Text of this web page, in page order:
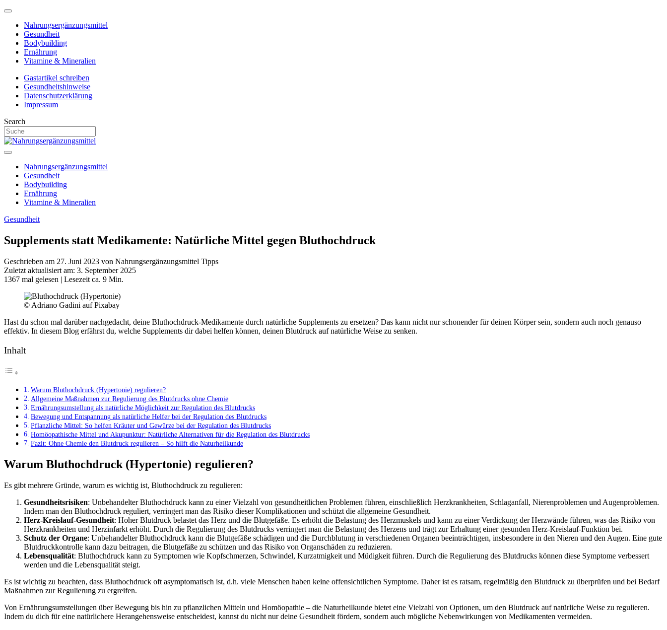
Nahrungsergänzungsmittel
Gesundheit
Bodybuilding
Ernährung
Vitamine & Mineralien
Gastartikel schreiben
Gesundheitshinweise
Datenschutzerklärung
Impressum
Search
Nahrungsergänzungsmittel
Gesundheit
Bodybuilding
Ernährung
Vitamine & Mineralien
Gesundheit
Supplements statt Medikamente: Natürliche Mittel gegen Bluthochdruck
Geschrieben am 27. Juni 2023 von Nahrungsergänzungsmittel Tipps
Zuletzt aktualisiert am: 3. September 2025
1367 mal gelesen | Lesezeit ca. 9 Min.
© Adriano Gadini auf Pixabay
Hast du schon mal darüber nachgedacht, deine Bluthochdruck-Medikamente durch natürliche Supplements zu ersetzen? Das kann nicht nur schonender für deinen Körper sein, sondern auch noch genauso
effektiv. In diesem Blog erfährst du, welche Supplements dir dabei helfen können, deinen Blutdruck auf natürliche Weise zu senken.
Inhalt
Warum Bluthochdruck (Hypertonie) regulieren?
Allgemeine Maßnahmen zur Regulierung des Blutdrucks ohne Chemie
Ernährungsumstellung als natürliche Möglichkeit zur Regulation des Blutdrucks
Bewegung und Entspannung als natürliche Helfer bei der Regulation des Blutdrucks
Pflanzliche Mittel: So helfen Kräuter und Gewürze bei der Regulation des Blutdrucks
Homöopathische Mittel und Akupunktur: Natürliche Alternativen für die Regulation des Blutdrucks
Fazit: Ohne Chemie den Blutdruck regulieren – So hilft die Naturheilkunde
Warum Bluthochdruck (Hypertonie) regulieren?
Es gibt mehrere Gründe, warum es wichtig ist, Bluthochdruck zu regulieren:
Gesundheitsrisiken: Unbehandelter Bluthochdruck kann zu einer Vielzahl von gesundheitlichen Problemen führen, einschließlich Herzkrankheiten, Schlaganfall, Nierenproblemen und Augenproblemen.
Indem man den Bluthochdruck reguliert, verringert man das Risiko dieser Komplikationen und schützt die allgemeine Gesundheit.
Herz-Kreislauf-Gesundheit: Hoher Blutdruck belastet das Herz und die Blutgefäße. Es erhöht die Belastung des Herzmuskels und kann zu einer Verdickung der Herzwände führen, was das Risiko von
Herzkrankheiten und Herzinfarkt erhöht. Durch die Regulierung des Blutdrucks verringert man die Belastung des Herzens und trägt zur Erhaltung einer gesunden Herz-Kreislauf-Funktion bei.
Schutz der Organe: Unbehandelter Bluthochdruck kann die Blutgefäße schädigen und die Durchblutung in verschiedenen Organen beeinträchtigen, insbesondere in den Nieren und den Augen. Eine gute
Blutdruckkontrolle kann dazu beitragen, die Blutgefäße zu schützen und das Risiko von Organschäden zu reduzieren.
Lebensqualität: Bluthochdruck kann zu Symptomen wie Kopfschmerzen, Schwindel, Kurzatmigkeit und Müdigkeit führen. Durch die Regulierung des Blutdrucks können diese Symptome verbessert
werden und die Lebensqualität steigt.
Es ist wichtig zu beachten, dass Bluthochdruck oft asymptomatisch ist, d.h. viele Menschen haben keine offensichtlichen Symptome. Daher ist es ratsam, regelmäßig den Blutdruck zu überprüfen und bei Bedarf
Maßnahmen zur Regulierung zu ergreifen.
Von Ernährungsumstellungen über Bewegung bis hin zu pflanzlichen Mitteln und Homöopathie – die Naturheilkunde bietet eine Vielzahl von Optionen, um den Blutdruck auf natürliche Weise zu regulieren.
Indem du dich für eine natürlichere Herangehensweise entscheidest, kannst du nicht nur deine Gesundheit fördern, sondern auch mögliche Nebenwirkungen von Medikamenten vermeiden.